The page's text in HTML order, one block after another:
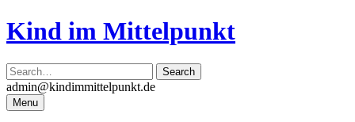
Skip
to
Kind im Mittelpunkt
admin@kindimmittelpunkt.de
Menu